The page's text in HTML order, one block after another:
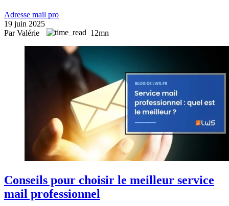
Adresse mail pro
19 juin 2025
Par Valérie
12mn
Conseils pour choisir le meilleur service
mail professionnel